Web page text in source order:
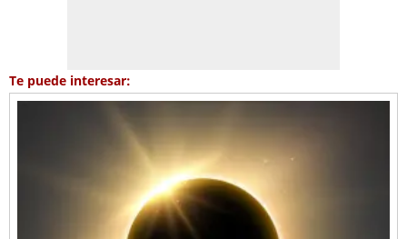
Te puede interesar: